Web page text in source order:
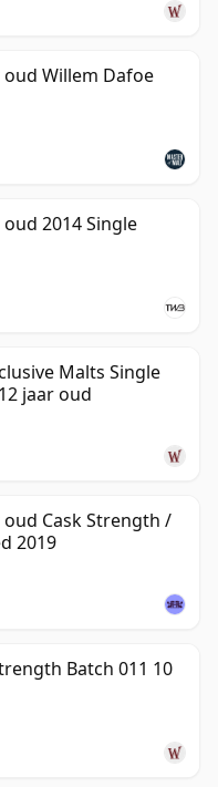
Willem Dafoe
2014 Single
Malts Single
jaar oud
Cask Strength /
2019
Batch 011 10